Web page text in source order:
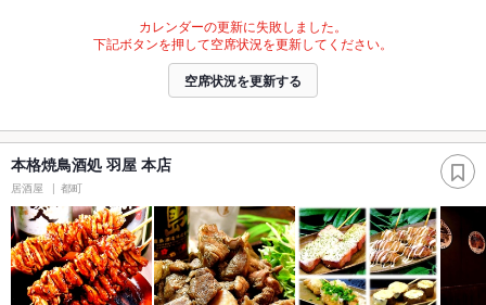
カレンダーの更新に失敗しました。
下記ボタンを押して空席状況を更新してください。
空席状況を更新する
本格焼鳥酒処 羽屋 本店
居酒屋 都町